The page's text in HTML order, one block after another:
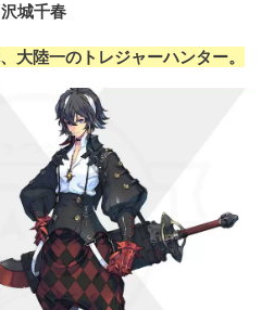
城千春
大陸一のトレジャーハンター。